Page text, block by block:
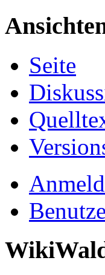
Seite